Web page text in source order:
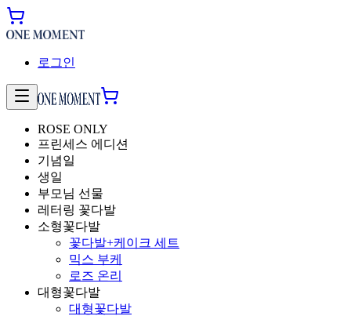
로그인
ROSE ONLY
프린세스 에디션
기념일
생일
부모님 선물
레터링 꽃다발
소형꽃다발
꽃다발+케이크 세트
믹스 부케
로즈 온리
대형꽃다발
대형꽃다발